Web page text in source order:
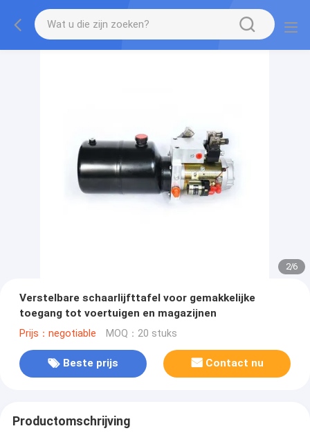
2/6
Verstelbare schaarlijfttafel voor gemakkelijke
toegang tot voertuigen en magazijnen
Prijs：negotiable MOQ：20 stuks
Beste prijs Contact nu
Productomschrijving